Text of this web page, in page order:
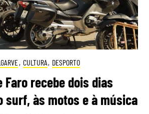
, CULTURA, DESPORTO
Faro recebe dois dias
surf, às motos e à música